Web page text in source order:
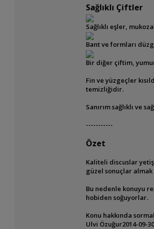
Sağlıklı Çiftler
Sağlıklı eşler,
Bant ve formları
Bir diğer çiftim,
Fin ve yüzgeçler
temizliğidir.
Sanırım sağlıklı ve
-----------
Özet
Kaliteli discuslar
güzel sonuçlar
Bu nedenle konuyu
hobiden soğuyorlar.
Konu hakkında
Ulvi Özuğur2014-09-